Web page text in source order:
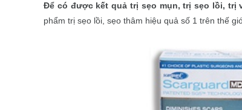
Để có được kết quả trị sẹo mụn, trị sẹo lồi, trị
phẩm trị sẹo lồi, sẹo thâm hiệu quả số 1 trên thế